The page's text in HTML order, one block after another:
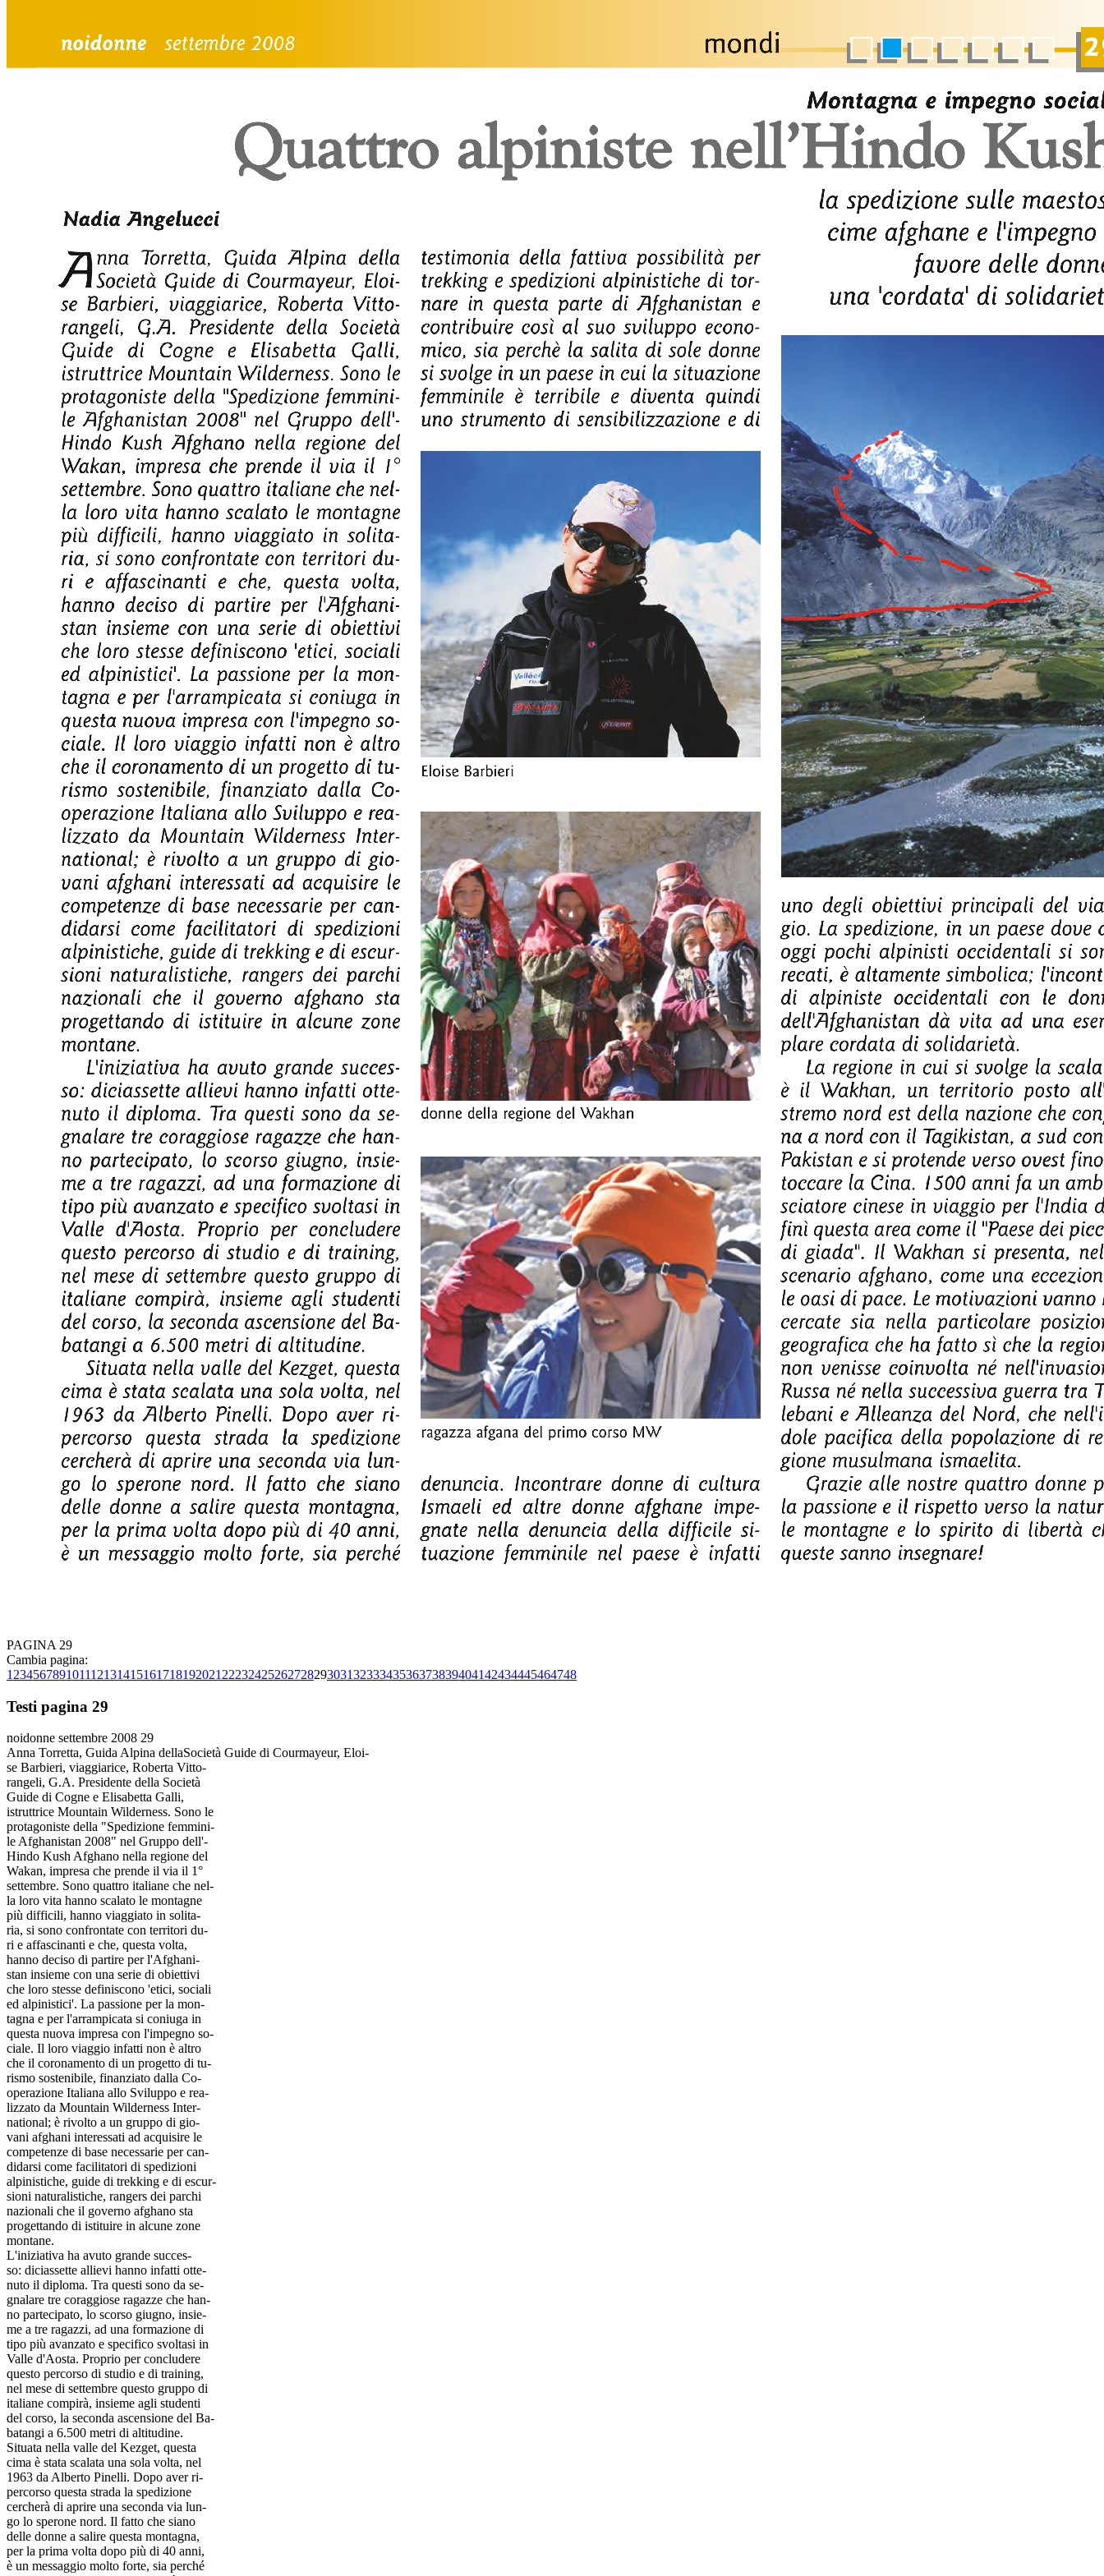
PAGINA 29
Cambia pagina:
1 23456789101112131415161718192021 222324252627282930313233343536373839404142434445464748
Testi pagina 29
noidonne settembre 2008 29
Anna Torretta, Guida Alpina dellaSocietà Guide di Courmayeur, Eloi-
se Barbieri, viaggiarice, Roberta Vitto-
rangeli, G.A. Presidente della Società
Guide di Cogne e Elisabetta Galli,
istruttrice Mountain Wilderness. Sono le
protagoniste della "Spedizione femmini-
le Afghanistan 2008" nel Gruppo dell'-
Hindo Kush Afghano nella regione del
Wakan, impresa che prende il via il 1°
settembre. Sono quattro italiane che nel-
la loro vita hanno scalato le montagne
più difficili, hanno viaggiato in solita-
ria, si sono confrontate con territori du-
ri e affascinanti e che, questa volta,
hanno deciso di partire per l'Afghani-
stan insieme con una serie di obiettivi
che loro stesse definiscono 'etici, sociali
ed alpinistici'. La passione per la mon-
tagna e per l'arrampicata si coniuga in
questa nuova impresa con l'impegno so-
ciale. Il loro viaggio infatti non è altro
che il coronamento di un progetto di tu-
rismo sostenibile, finanziato dalla Co-
operazione Italiana allo Sviluppo e rea-
lizzato da Mountain Wilderness Inter-
national; è rivolto a un gruppo di gio-
vani afghani interessati ad acquisire le
competenze di base necessarie per can-
didarsi come facilitatori di spedizioni
alpinistiche, guide di trekking e di escur-
sioni naturalistiche, rangers dei parchi
nazionali che il governo afghano sta
progettando di istituire in alcune zone
montane.
L'iniziativa ha avuto grande succes-
so: diciassette allievi hanno infatti otte-
nuto il diploma. Tra questi sono da se-
gnalare tre coraggiose ragazze che han-
no partecipato, lo scorso giugno, insie-
me a tre ragazzi, ad una formazione di
tipo più avanzato e specifico svoltasi in
Valle d'Aosta. Proprio per concludere
questo percorso di studio e di training,
nel mese di settembre questo gruppo di
italiane compirà, insieme agli studenti
del corso, la seconda ascensione del Ba-
batangi a 6.500 metri di altitudine.
Situata nella valle del Kezget, questa
cima è stata scalata una sola volta, nel
1963 da Alberto Pinelli. Dopo aver ri-
percorso questa strada la spedizione
cercherà di aprire una seconda via lun-
go lo sperone nord. Il fatto che siano
delle donne a salire questa montagna,
per la prima volta dopo più di 40 anni,
è un messaggio molto forte, sia perché